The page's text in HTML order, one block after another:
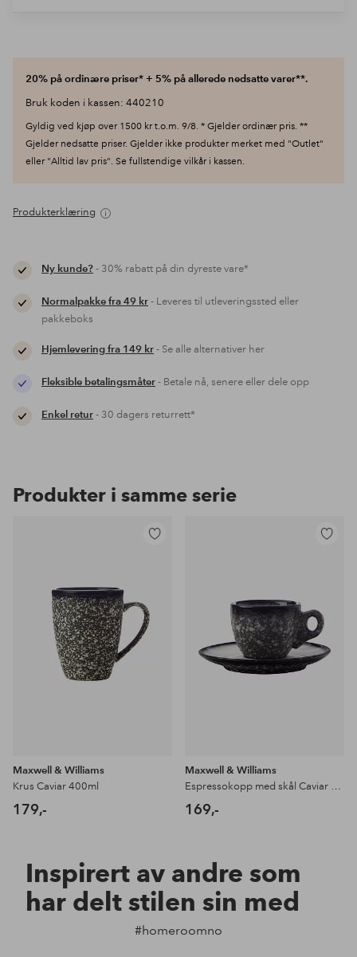
20% på ordinære priser* + 5% på allerede nedsatte varer**.
Bruk koden i kassen: 440210
Gyldig ved kjøp over 1500 kr t.o.m. 9/8. * Gjelder ordinær pris. **
Gjelder nedsatte priser. Gjelder ikke produkter merket med "Outlet"
eller "Alltid lav pris". Se fullstendige vilkår i kassen.
Produkterklæring
Ny kunde?- 30% rabatt på din dyreste vare*
Normalpakke fra 49 kr- Leveres til utleveringssted eller
pakkeboks
Hjemlevering fra 149 kr- Se alle alternativer her
Fleksible betalingsmåter- Betale nå, senere eller dele opp
Enkel retur- 30 dagers returrett*
Produkter i samme serie
Maxwell & Williams
Krus Caviar 400ml
179,-
Maxwell & Williams
Espressokopp med skål Caviar 80ml
169,-
Inspirert av andre som
har delt stilen sin med
#homeroomno